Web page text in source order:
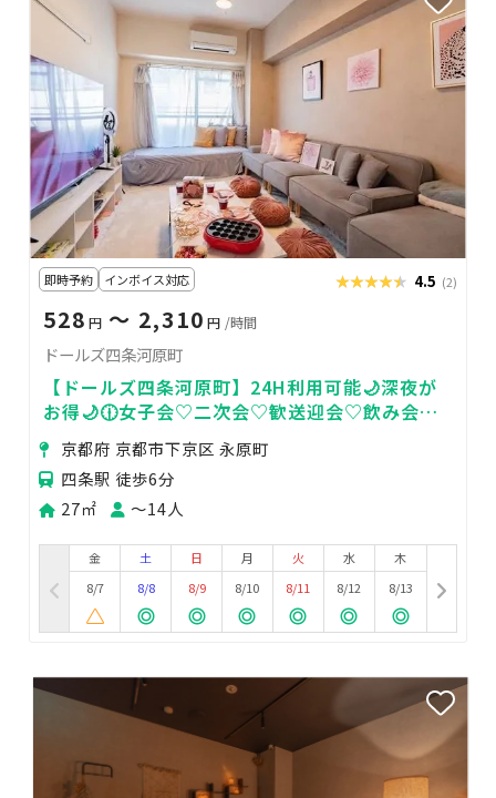
即時予約 インボイス対応 ★★★★★
★★★★★ 4.5 (2)
528 円 〜 2,310 円 /時間
ドールズ四条河原町
【ドールズ四条河原町】24H利用可能🌙深夜が
お得🌙🕧女子会♡二次会♡歓送迎会♡飲み会♡
ママ会🎀
京都府 京都市下京区 永原町
四条駅 徒歩6分
27㎡
〜14人
金
8/7
土
8/8
日
8/9
月
8/10
火
8/11
水
8/12
木
8/13